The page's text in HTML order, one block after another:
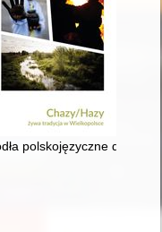
polskojęzyczne